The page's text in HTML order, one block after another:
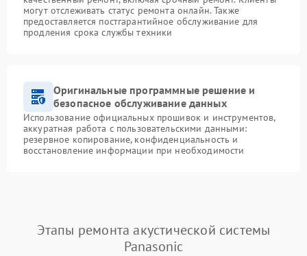
могут отслеживать статус ремонта онлайн. Также
предоставляется постгарантийное обслуживание для
продления срока службы техники
Оригинальные программные решение и
безопасное обслуживание данных
Использование официальных прошивок и инструментов,
аккуратная работа с пользовательскими данными:
резервное копирование, конфиденциальность и
восстановление информации при необходимости
Этапы ремонта акустической системы
Panasonic